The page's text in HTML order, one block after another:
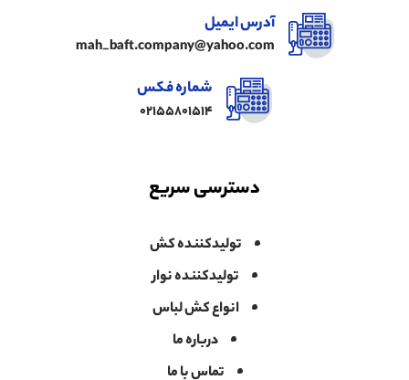
آدرس ایمیل
mah_baft.company@yahoo.com
شماره فکس
02155801514
دسترسی سریع
تولیدکننده کش
تولیدکننده نوار
انواع کش لباس
درباره ما
تماس با ما